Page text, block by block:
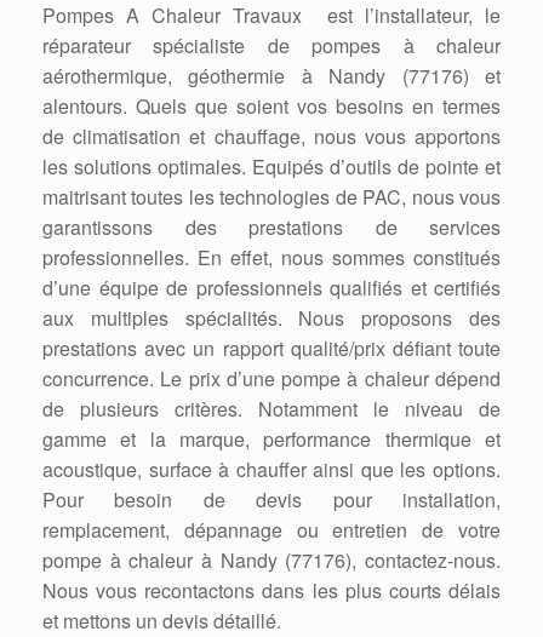
Pompes A Chaleur Travaux est l’installateur, le
réparateur spécialiste de pompes à chaleur
aérothermique, géothermie à Nandy (77176) et
alentours. Quels que soient vos besoins en termes
de climatisation et chauffage, nous vous apportons
les solutions optimales. Equipés d’outils de pointe et
maitrisant toutes les technologies de PAC, nous vous
garantissons des prestations de services
professionnelles. En effet, nous sommes constitués
d’une équipe de professionnels qualifiés et certifiés
aux multiples spécialités. Nous proposons des
prestations avec un rapport qualité/prix défiant toute
concurrence. Le prix d’une pompe à chaleur dépend
de plusieurs critères. Notamment le niveau de
gamme et la marque, performance thermique et
acoustique, surface à chauffer ainsi que les options.
Pour besoin de devis pour installation,
remplacement, dépannage ou entretien de votre
pompe à chaleur à Nandy (77176), contactez-nous.
Nous vous recontactons dans les plus courts délais
et mettons un devis détaillé.